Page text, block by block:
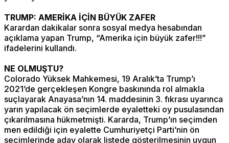
TRUMP: AMERİKA İÇİN BÜYÜK ZAFER
Karardan dakikalar sonra sosyal medya hesabından
açıklama yapan Trump, “Amerika için büyük zafer!!!”
ifadelerini kullandı.
NE OLMUŞTU?
Colorado Yüksek Mahkemesi, 19 Aralık’ta Trump’ı
2021’de gerçekleşen Kongre baskınında rol almakla
suçlayarak Anayasa’nın 14. maddesinin 3. fıkrası uyarınca
yarın yapılacak ön seçimlerde eyaletteki oy pusulasından
çıkarılmasına hükmetmişti. Kararda, Trump’ın seçimden
men edildiği için eyalette Cumhuriyetçi Parti’nin ön
seçimlerinde aday olarak listede gösterilmesinin uygun